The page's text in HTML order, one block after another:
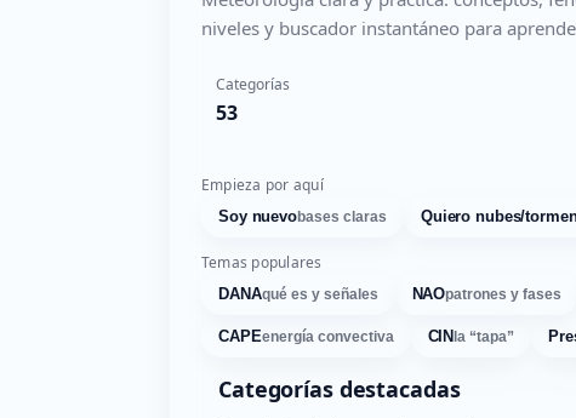
niveles y buscador instantáneo para
Categorías
53
Empieza por aquí
Soy nuevobases claras Quiero nubes/
Temas populares
DANAqué es y señales NAOpatrones y fases
CAPEenergía convectiva CIN la “tapa”
Categorías destacadas